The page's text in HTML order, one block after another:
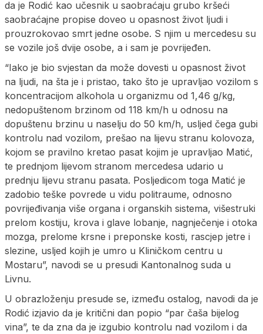
da je Rodić kao učesnik u saobraćaju grubo kršeći
saobraćajne propise doveo u opasnost život ljudi i
prouzrokovao smrt jedne osobe. S njim u mercedesu su
se vozile još dvije osobe, a i sam je povrijeđen.
“Iako je bio svjestan da može dovesti u opasnost život
na ljudi, na šta je i pristao, tako što je upravljao vozilom s
koncentracijom alkohola u organizmu od 1,46 g/kg,
nedopuštenom brzinom od 118 km/h u odnosu na
dopuštenu brzinu u naselju do 50 km/h, usljed čega gubi
kontrolu nad vozilom, prešao na lijevu stranu kolovoza,
kojom se pravilno kretao pasat kojim je upravljao Matić,
te prednjom lijevom stranom mercedesa udario u
prednju lijevu stranu pasata. Posljedicom toga Matić je
zadobio teške povrede u vidu politraume, odnosno
povrijeđivanja više organa i organskih sistema, višestruki
prelom kostiju, krova i glave lobanje, nagnječenje i otoka
mozga, prelome krsne i preponske kosti, rascjep jetre i
slezine, usljed kojih je umro u Kliničkom centru u
Mostaru”, navodi se u presudi Kantonalnog suda u
Livnu.
U obrazloženju presude se, između ostalog, navodi da je
Rodić izjavio da je kritični dan popio “par čaša bijelog
vina”, te da zna da je izgubio kontrolu nad vozilom i da